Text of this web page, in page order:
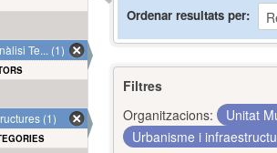
Ordenar resultats per
Filtres
Organitzacions:
Unitat
Urbanisme i
Te... (1)
(1)